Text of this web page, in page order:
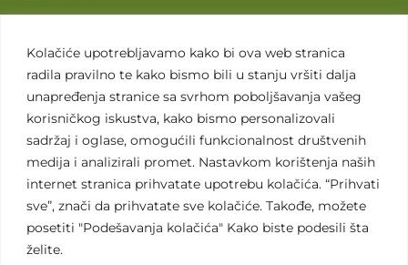
Kolačiće upotrebljavamo kako bi ova web stranica
radila pravilno te kako bismo bili u stanju vršiti dalja
unapređenja stranice sa svrhom poboljšavanja vašeg
korisničkog iskustva, kako bismo personalizovali
sadržaj i oglase, omogućili funkcionalnost društvenih
medija i analizirali promet. Nastavkom korištenja naših
internet stranica prihvatate upotrebu kolačića. “Prihvati
sve”, znači da prihvatate sve kolačiće. Takođe, možete
posetiti "Podešavanja kolačića" Kako biste podesili šta
želite.
Svet poljoprivrede
Marketing usluge
Tražimo saradnike
Kontakt
Kontakt